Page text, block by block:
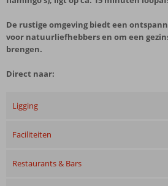
De rustige omgeving biedt een
voor natuurliefhebbers en om een
brengen.
Direct naar:
Ligging
Faciliteiten
Restaurants & Bars